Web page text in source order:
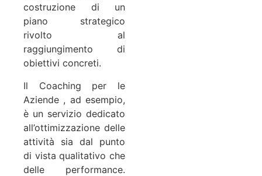
costruzione di un
piano strategico
rivolto al
raggiungimento di
obiettivi concreti.
Il Coaching per le
Aziende , ad esempio,
è un servizio dedicato
all’ottimizzazione delle
attività sia dal punto
di vista qualitativo che
delle performance.